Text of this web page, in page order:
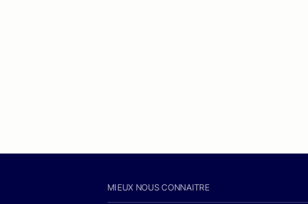
MIEUX NOUS CONNAITRE